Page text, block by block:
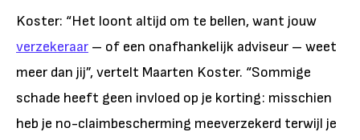
Koster: “Het loont altijd om te bellen, want jouw
verzekeraar – of een onafhankelijk adviseur – weet
meer dan jij”, vertelt Maarten Koster. “Sommige
schade heeft geen invloed op je korting: misschien
heb je no-claimbescherming meeverzekerd terwijl je